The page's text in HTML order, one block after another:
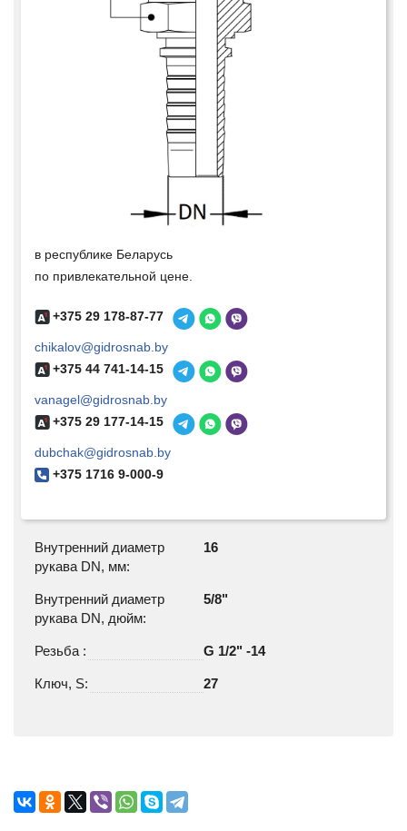
в республике Беларусь
по привлекательной цене.
+375 29 178-87-77
chikalov@gidrosnab.by
+375 44 741-14-15
vanagel@gidrosnab.by
+375 29 177-14-15
dubchak@gidrosnab.by
+375 1716 9-000-9
Внутренний диаметр
рукава DN, мм:
16
Внутренний диаметр
рукава DN, дюйм:
5/8"
Резьба : G 1/2" -14
Ключ, S: 27